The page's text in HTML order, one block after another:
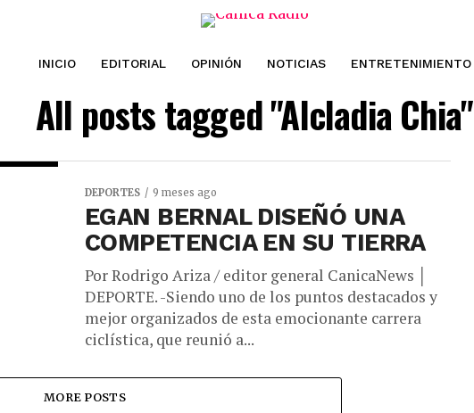
INICIO EDITORIAL OPINIÓN NOTICIAS ENTRETENIMIENTO
All posts tagged "Alcladia Chia"
DEPORTES 9 meses ago
EGAN BERNAL DISEÑÓ UNA
COMPETENCIA EN SU TIERRA
Por Rodrigo Ariza / editor general CanicaNews │
DEPORTE. -Siendo uno de los puntos destacados y
mejor organizados de esta emocionante carrera
ciclística, que reunió a...
MORE POSTS